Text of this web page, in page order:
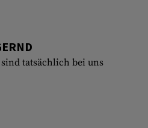
tatsächlich bei uns